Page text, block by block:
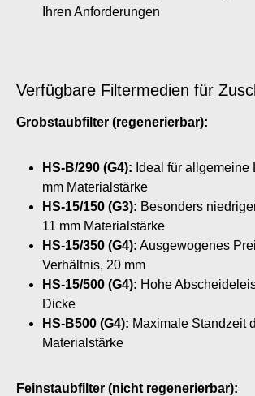
Ihren Anforderungen
Verfügbare Filtermedien für
Grobstaubfilter (regenerierbar):
HS-B/290 (G4): Ideal für allgemeine
mm Materialstärke
HS-15/150 (G3): Besonders
11 mm Materialstärke
HS-15/350 (G4): Ausgewogenes
Verhältnis, 20 mm
HS-15/500 (G4): Hohe
Dicke
HS-B500 (G4): Maximale Standzeit
Materialstärke
Feinstaubfilter (nicht regenerierbar):